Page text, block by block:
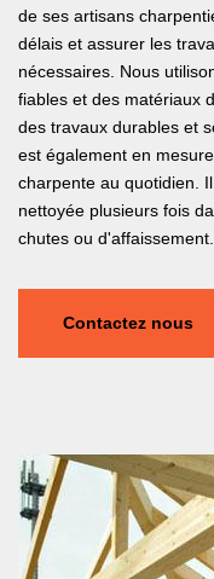
de ses artisans
délais et assurer les
nécessaires. Nous
fiables et des matériaux
des travaux durables et
est également en
charpente au quotidien.
nettoyée plusieurs fois
chutes ou d'affaissement.
Contactez nous